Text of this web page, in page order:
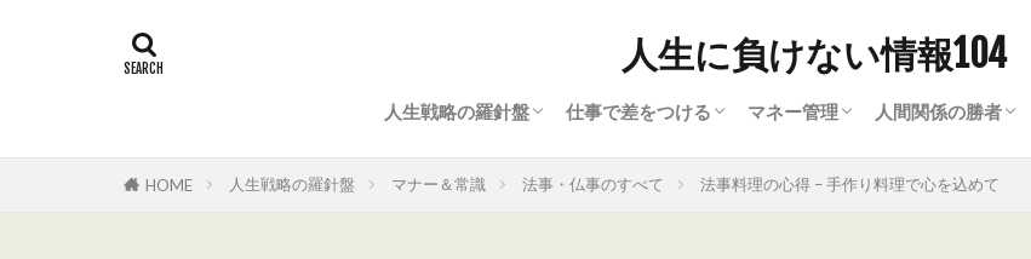
人生に負けない情報104
人生戦略の羅針盤 仕事で差をつける マネー管理 人間関係の勝者
HOME 人生戦略の羅針盤 マナー＆常識 法事・仏事のすべて 法事料理の心得 – 手作り料理で心を込めて